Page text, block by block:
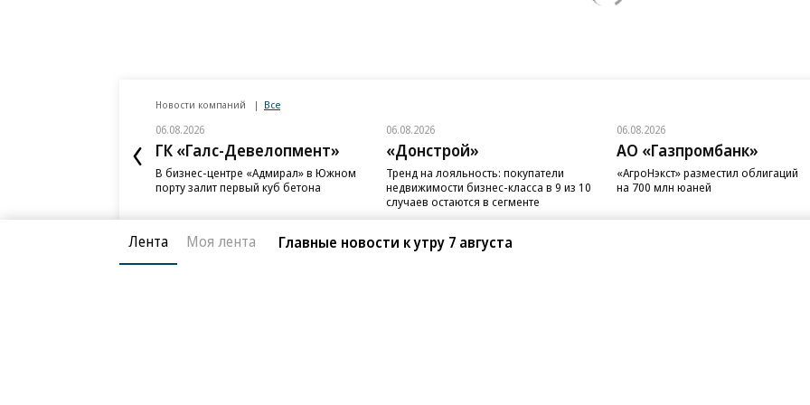
Новости компаний Все
06.08.2026
ГК «Галс-Девелопмент»
В бизнес-центре «Адмирал» в Южном
порту залит первый куб бетона
06.08.2026
«Донстрой»
Тренд на лояльность: покупатели
недвижимости бизнес-класса в 9 из 10
случаев остаются в сегменте
06.08.2026
АО «Газпромбанк»
«АгроНэкст» разместил облигаций
на 700 млн юаней
Лента Моя лента Главные новости к утру 7 августа